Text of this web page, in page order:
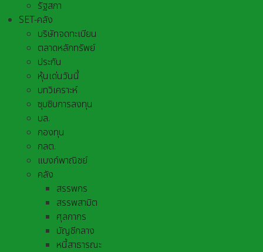
รัฐสภา
SET-คลัง
บริษัทจดทะเบียน
ตลาดหลักทรัพย์
ประกัน
หุ้นเด่นวันนี้
บทวิเคราะห์
ซุบซิบการลงทุน
บล.
กองทุน
กลต.
แบงก์พาณิชย์
คลัง
สรรพกร
สรรพสามิต
ศุลกากร
บัญชีกลาง
หนี้สาธารณะ